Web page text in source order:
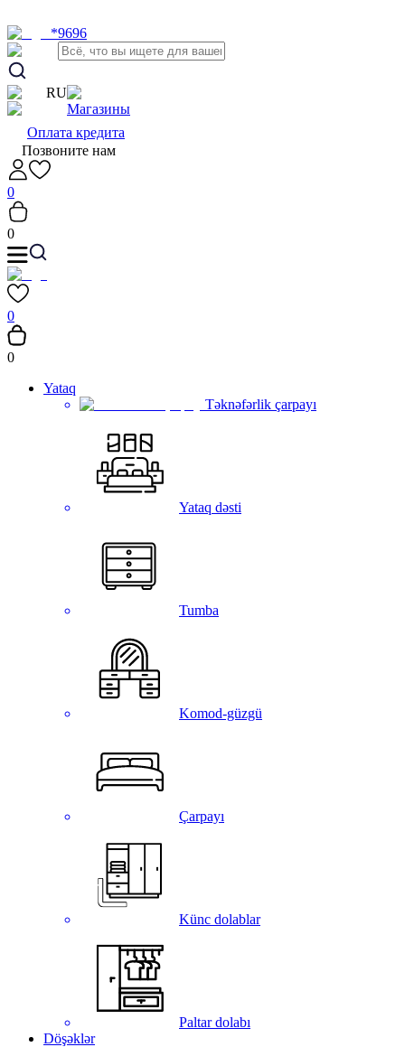
*9696
RU
Магазины
Оплата кредита
Позвоните нам
0
0
0
0
Yataq
Təknəfərlik çarpayı
Yataq dəsti
Tumba
Komod-güzgü
Çarpayı
Künc dolablar
Paltar dolabı
Döşəklər